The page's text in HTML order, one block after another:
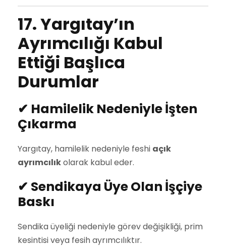
17. Yargıtay’ın
Ayrımcılığı Kabul
Ettiği Başlıca
Durumlar
✔ Hamilelik Nedeniyle İşten
Çıkarma
Yargıtay, hamilelik nedeniyle feshi açık
ayrımcılıkolarak kabul eder.
✔ Sendikaya Üye Olan İşçiye
Baskı
Sendika üyeliği nedeniyle görev değişikliği, prim
kesintisi veya fesih ayrımcılıktır.